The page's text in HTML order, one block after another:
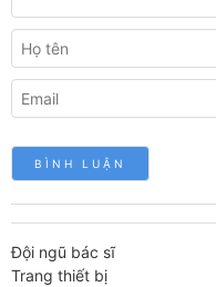
Đội ngũ bác sĩ
Trang thiết bị